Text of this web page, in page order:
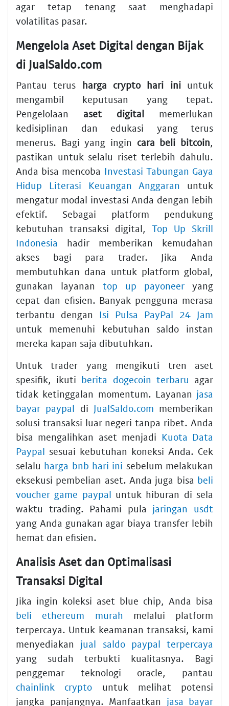
agar tetap tenang saat menghadapi
volatilitas pasar.
Mengelola Aset Digital dengan Bijak
di JualSaldo.com
Pantau terus harga crypto hari iniuntuk
mengambil keputusan yang tepat.
Pengelolaan aset digital memerlukan
kedisiplinan dan edukasi yang terus
menerus. Bagi yang ingin cara beli bitcoin,
pastikan untuk selalu riset terlebih dahulu.
Anda bisa mencoba Investasi Tabungan Gaya
Hidup Literasi Keuangan Anggaran untuk
mengatur modal investasi Anda dengan lebih
efektif. Sebagai platform pendukung
kebutuhan transaksi digital, Top Up Skrill
Indonesia hadir memberikan kemudahan
akses bagi para trader. Jika Anda
membutuhkan dana untuk platform global,
gunakan layanan top up payoneer yang
cepat dan efisien. Banyak pengguna merasa
terbantu dengan Isi Pulsa PayPal 24 Jam
untuk memenuhi kebutuhan saldo instan
mereka kapan saja dibutuhkan.
Untuk trader yang mengikuti tren aset
spesifik, ikuti berita dogecoin terbaru agar
tidak ketinggalan momentum. Layanan jasa
bayar paypal di JualSaldo.com memberikan
solusi transaksi luar negeri tanpa ribet. Anda
bisa mengalihkan aset menjadi Kuota Data
Paypal sesuai kebutuhan koneksi Anda. Cek
selalu harga bnb hari ini sebelum melakukan
eksekusi pembelian aset. Anda juga bisa beli
voucher game paypal untuk hiburan di sela
waktu trading. Pahami pula jaringan usdt
yang Anda gunakan agar biaya transfer lebih
hemat dan efisien.
Analisis Aset dan Optimalisasi
Transaksi Digital
Jika ingin koleksi aset blue chip, Anda bisa
beli ethereum murah melalui platform
terpercaya. Untuk keamanan transaksi, kami
menyediakan jual saldo paypal terpercaya
yang sudah terbukti kualitasnya. Bagi
penggemar teknologi oracle, pantau
chainlink crypto untuk melihat potensi
jangka panjangnya. Manfaatkan jasa bayar